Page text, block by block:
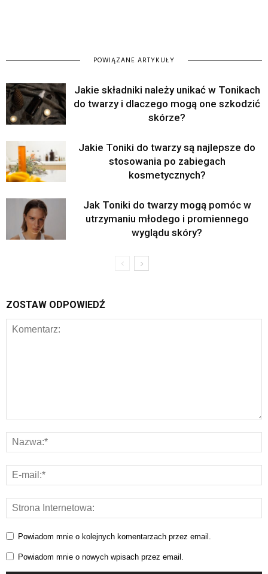
POWIĄZANE ARTYKUŁY
Jakie składniki należy unikać w Tonikach
do twarzy i dlaczego mogą one szkodzić
skórze?
Jakie Toniki do twarzy są najlepsze do
stosowania po zabiegach
kosmetycznych?
Jak Toniki do twarzy mogą pomóc w
utrzymaniu młodego i promiennego
wyglądu skóry?
ZOSTAW ODPOWIEDŹ
Powiadom mnie o kolejnych komentarzach przez email.
Powiadom mnie o nowych wpisach przez email.